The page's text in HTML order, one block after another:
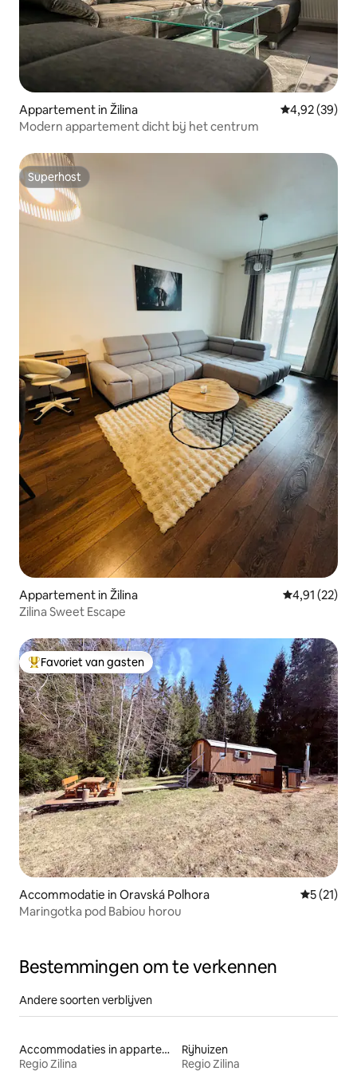
Appartement in Žilina Gemiddelde
4,92 (39)
Modern appartement dicht bij het centrum
Superhost
Superhost
Appartement in Žilina Gemiddelde
4,91 (22)
Zilina Sweet Escape
Topfavoriet van gasten
Favoriet van gasten
Accommodatie in Oravská Polhora
5 (21)
Maringotka pod Babiou horou
Bestemmingen om te verkennen
Andere soorten verblijven
Accommodaties in appartementen met diensten
Regio Zilina
Rijhuizen
Regio Zilina